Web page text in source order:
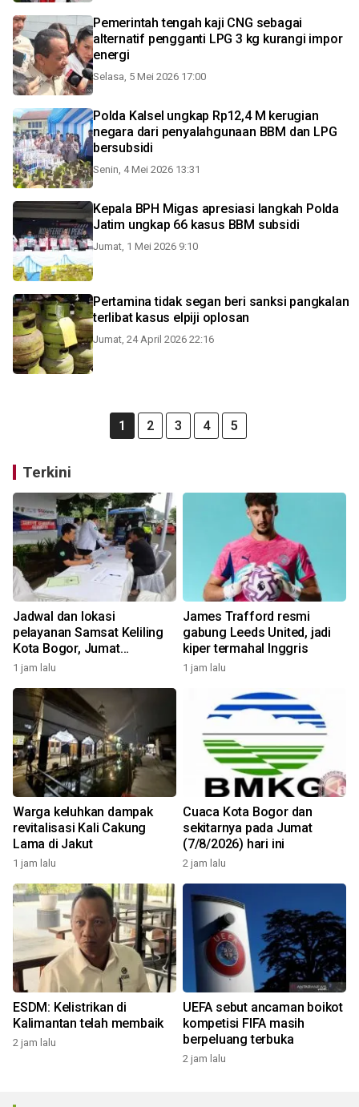
Pemerintah tengah kaji CNG sebagai
alternatif pengganti LPG 3 kg kurangi impor
energi
Selasa, 5 Mei 2026 17:00
Polda Kalsel ungkap Rp12,4 M kerugian
negara dari penyalahgunaan BBM dan LPG
bersubsidi
Senin, 4 Mei 2026 13:31
Kepala BPH Migas apresiasi langkah Polda
Jatim ungkap 66 kasus BBM subsidi
Jumat, 1 Mei 2026 9:10
Pertamina tidak segan beri sanksi pangkalan
terlibat kasus elpiji oplosan
Jumat, 24 April 2026 22:16
1 2 3 4 5
Terkini
Jadwal dan lokasi
pelayanan Samsat Keliling
Kota Bogor, Jumat
(7/8/2026)
1 jam lalu
James Trafford resmi
gabung Leeds United, jadi
kiper termahal Inggris
1 jam lalu
Warga keluhkan dampak
revitalisasi Kali Cakung
Lama di Jakut
1 jam lalu
Cuaca Kota Bogor dan
sekitarnya pada Jumat
(7/8/2026) hari ini
2 jam lalu
ESDM: Kelistrikan di
Kalimantan telah membaik
2 jam lalu
UEFA sebut ancaman boikot
kompetisi FIFA masih
berpeluang terbuka
2 jam lalu